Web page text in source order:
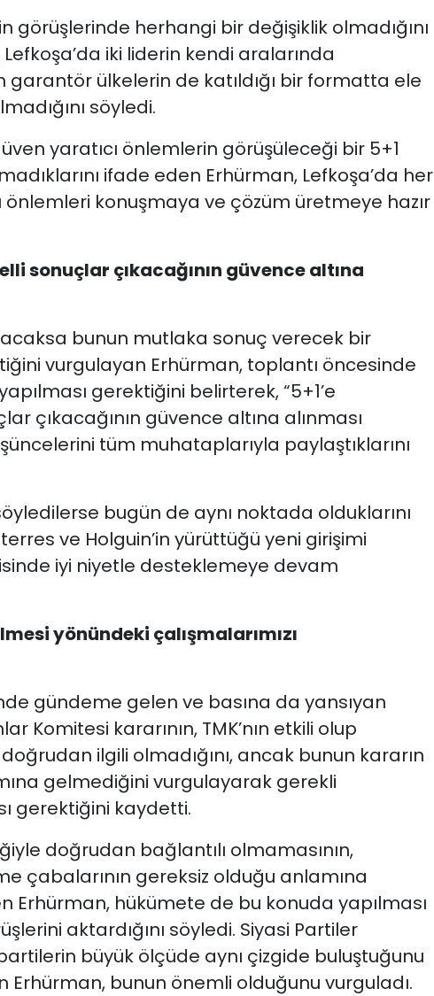
görüşlerinde herhangi bir değişiklik olmadığını
iki liderin kendi aralarında
garantör ülkelerin de katıldığı bir formatta ele
söyledi.
yaratıcı önlemlerin görüşüleceği bir 5+1
ifade eden Erhürman, Lefkoşa’da her
önlemleri konuşmaya ve çözüm üretmeye hazır
sonuçlar çıkacağının güvence altına
bunun mutlaka sonuç verecek bir
vurgulayan Erhürman, toplantı öncesinde
gerektiğini belirterek, “5+1’e
çıkacağının güvence altına alınması
tüm muhataplarıyla paylaştıklarını
bugün de aynı noktada olduklarını
ve Holguin’in yürüttüğü yeni girişimi
iyi niyetle desteklemeye devam
yönündeki çalışmalarımızı
gündeme gelen ve basına da yansıyan
Komitesi kararının, TMK’nın etkili olup
ilgili olmadığını, ancak bunun kararın
gelmediğini vurgulayarak gerekli
gerektiğini kaydetti.
doğrudan bağlantılı olmamasının,
çabalarının gereksiz olduğu anlamına
Erhürman, hükümete de bu konuda yapılması
aktardığını söyledi. Siyasi Partiler
büyük ölçüde aynı çizgide buluştuğunu
bunun önemli olduğunu vurguladı.